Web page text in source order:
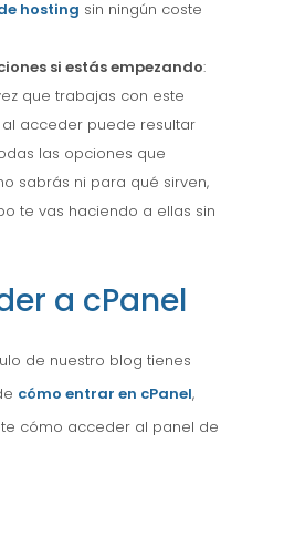
hosting sin ningún coste
si estás empezando:
que trabajas con este
acceder puede resultar
las opciones que
sabrás ni para qué sirven,
te vas haciendo a ellas sin
a cPanel
de nuestro blog tienes
cómo entrar en cPanel,
cómo acceder al panel de